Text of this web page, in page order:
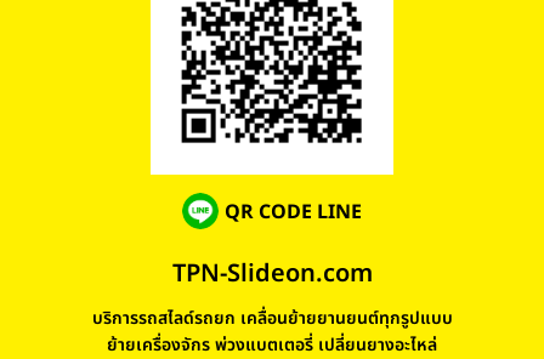
QR CODE LINE
TPN-Slideon.com
บริการรถสไลด์รถยก เคลื่อนย้ายยานยนต์ทุกรูปแบบ
ย้ายเครื่องจักร พ่วงแบตเตอรี่ เปลี่ยนยางอะไหล่